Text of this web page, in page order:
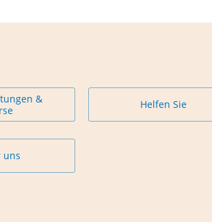
&
Helfen Sie
uns